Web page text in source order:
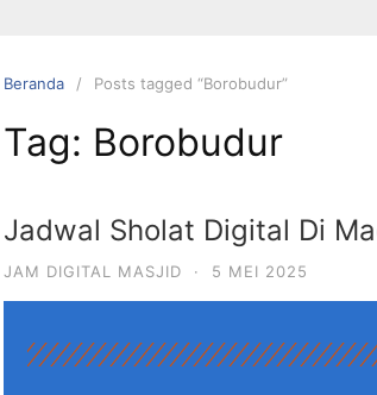
Beranda Posts tagged “Borobudur”
Tag: Borobudur
Jadwal Sholat Digital Di
JAM DIGITAL MASJID · 5 MEI 2025